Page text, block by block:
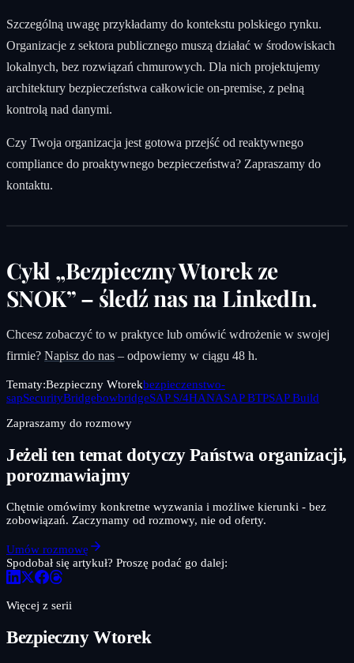
Szczególną uwagę przykładamy do kontekstu polskiego rynku.
Organizacje z sektora publicznego muszą działać w środowiskach
lokalnych, bez rozwiązań chmurowych. Dla nich projektujemy
architektury bezpieczeństwa całkowicie on-premise, z pełną
kontrolą nad danymi.
Czy Twoja organizacja jest gotowa przejść od reaktywnego
compliance do proaktywnego bezpieczeństwa? Zapraszamy do
kontaktu.
Cykl „Bezpieczny Wtorek ze
SNOK” – śledź nas na LinkedIn.
Chcesz zobaczyć to w praktyce lub omówić wdrożenie w swojej
firmie? Napisz do nas – odpowiemy w ciągu 48 h.
Tematy:Bezpieczny Wtorekbezpieczenstwo-
sapSecurityBridgebowbridgeSAP S/4HANASAP BTPSAP Build
Zapraszamy do rozmowy
Jeżeli ten temat dotyczy Państwa organizacji,
porozmawiajmy
Chętnie omówimy konkretne wyzwania i możliwe kierunki - bez
zobowiązań. Zaczynamy od rozmowy, nie od oferty.
Umów rozmowę
Spodobał się artykuł? Proszę podać go dalej:
Więcej z serii
Bezpieczny Wtorek